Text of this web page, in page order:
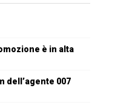
è in alta
dell’agente 007